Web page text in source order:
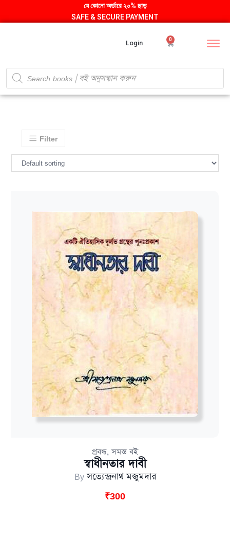
যে কোনো অর্ডারে ২০% ছাড়
SAFE & SECURE PAYMENT
Login 0
Filter
প্রবন্ধ,সমস্ত বই
স্বাধীনতার দাবী
Byসত্যেন্দ্রনাথ মজুমদার
₹300